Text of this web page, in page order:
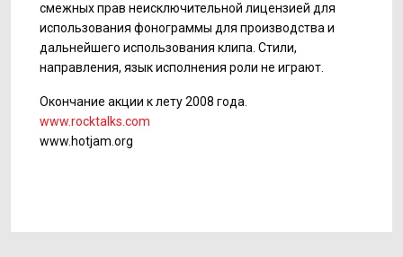
смежных прав неисключительной лицензией для
использования фонограммы для производства и
дальнейшего использования клипа. Стили,
направления, язык исполнения роли не играют.
Окончание акции к лету 2008 года.
www.rocktalks.com
www.hotjam.org